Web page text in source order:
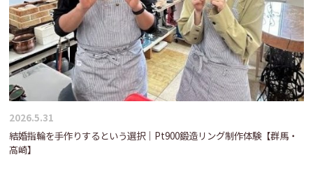
2026.5.31
結婚指輪を手作りするという選択｜Pt900鍛造リング制作体験【群馬・
高崎】